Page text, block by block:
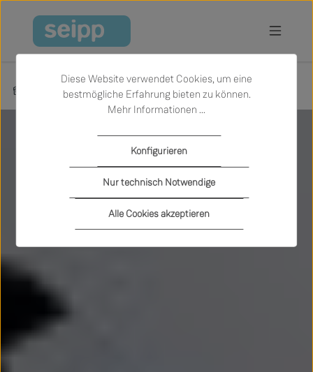
Zum Hauptinhalt springen
Inspiration Aktionen & Neuheiten ENTREE 2026
Diese Website verwendet Cookies, um eine
bestmögliche Erfahrung bieten zu können.
Mehr Informationen ...
Nur technisch Notwendige
Konfigurieren
Alle Cookies akzeptieren